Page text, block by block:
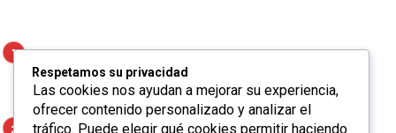
movilidad con Alumbrado Táctico en el
Corredor Lomas
Respetamos su privacidad
Las cookies nos ayudan a mejorar su experiencia,
ofrecer contenido personalizado y analizar el
tráfico. Puede elegir qué cookies permitir haciendo